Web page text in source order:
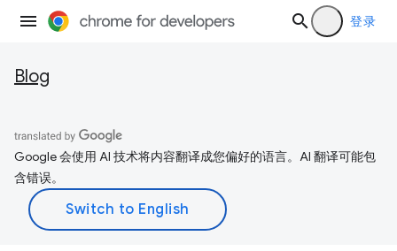
登录
Blog
Google 会使用 AI 技术将内容翻译成您偏好的语言。AI 翻译可能包
含错误。